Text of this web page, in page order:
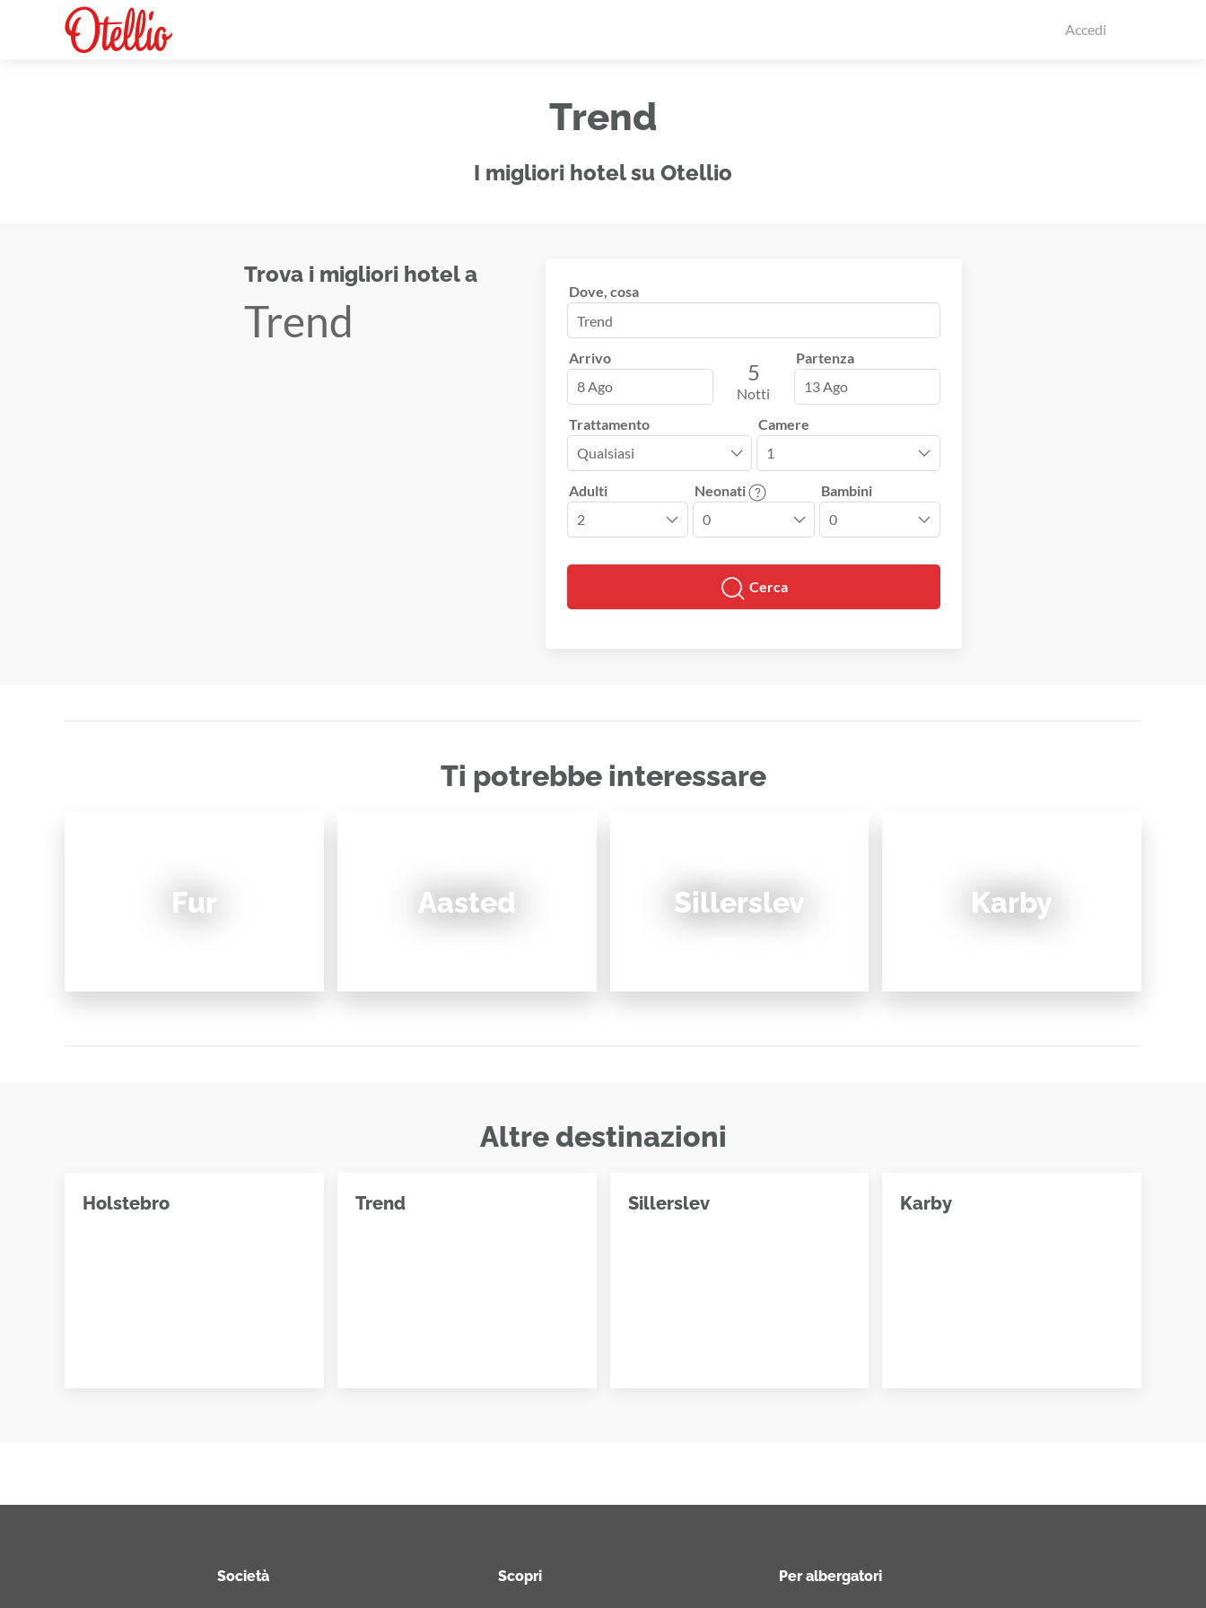
Accedi
Trend
I migliori hotel su Otellio
Trova i migliori hotel a
Trend
Dove, cosa
Arrivo
8 Ago
5
Notti
Partenza
13 Ago
Trattamento Camere
Adulti Neonati Bambini
Cerca
Ti potrebbe interessare
Fur Aasted Sillerslev Karby
Altre destinazioni
Holstebro Trend Sillerslev Karby
Società Scopri Per albergatori